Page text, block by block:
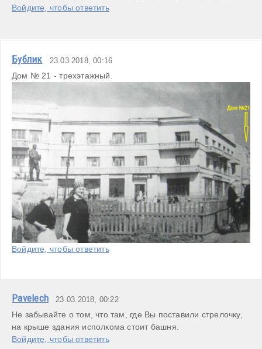
Войдите, чтобы ответить
Бублик 23.03.2018, 00:16
Дом № 21 - трехэтажный.
Войдите, чтобы ответить
Pavelech 23.03.2018, 00:22
Не забывайте о том, что там, где Вы поставили стрелочку,
на крыше здания исполкома стоит башня.
Войдите, чтобы ответить